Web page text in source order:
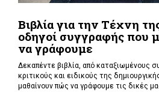
Βιβλία για την Τέχνη
οδηγοί συγγραφής που
να γράφουμε
Δεκαπέντε βιβλία, από καταξιωμένους
κριτικούς και ειδικούς της
μαθαίνουν πώς να γράφουμε τις δικές